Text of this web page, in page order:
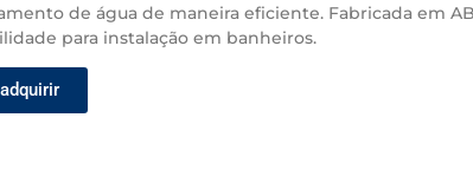
de água de maneira eficiente. Fabricada em
para instalação em banheiros.